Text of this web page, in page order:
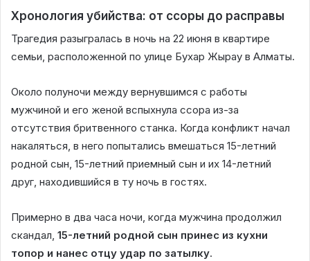
Хронология убийства: от ссоры до расправы
Трагедия разыгралась в ночь на 22 июня в квартире
семьи, расположенной по улице Бухар Жырау в Алматы.
Около полуночи между вернувшимся с работы
мужчиной и его женой вспыхнула ссора из-за
отсутствия бритвенного станка. Когда конфликт начал
накаляться, в него попытались вмешаться 15-летний
родной сын, 15-летний приемный сын и их 14-летний
друг, находившийся в ту ночь в гостях.
Примерно в два часа ночи, когда мужчина продолжил
скандал, 15-летний родной сын принес из кухни
топор и нанес отцу удар по затылку.